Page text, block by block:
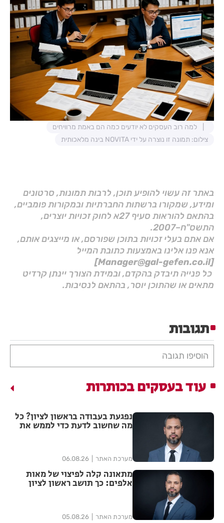
למה רוב העסקים לא יודעים כמה הם באמת מרוויחים
צילום: תמונה זו נוצרה על ידי NOVITA בינה מלאכותית
באתר זה עשוי להופיע תוכן, לרבות תמונות, סרטונים
ומידע, שמקורו ברשתות החברתיות ובמקורות פומביים,
בהתאם להוראות סעיף 27א לחוק זכויות יוצרים,
התשס"ח–2007.
אם אתם בעלי זכויות בתוכן שפורסם, או מייצגים אותם,
אנא פנו אלינו באמצעות כתובת המייל
[Manager@gal-gefen.co.il]
כל פנייה תיבדק בהקדם, ובמידת הצורך יינתן קרדיט
מתאים או שהתוכן יוסר, בהתאם לנסיבות.
תגובות
הוסיפו תגובה
עוד בעסקים בכותרות
נפגעת בעבודה בראשון לציון? כל
מה שחשוב לדעת כדי לממש את
מערכת האתר 06.08.26
מתאונה קלה לפיצוי של מאות
אלפים: כך תושב ראשון לציון
מערכת האתר 05.08.26